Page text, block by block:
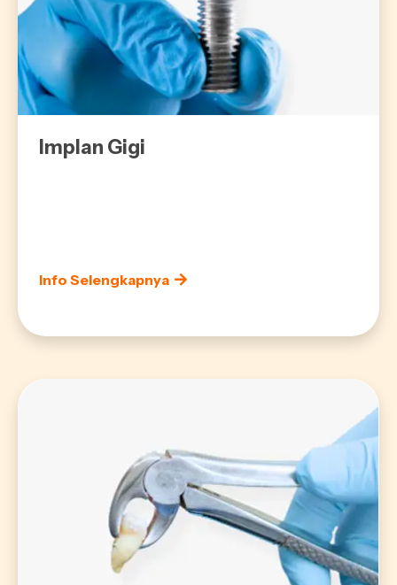
Implan Gigi
Info Selengkapnya